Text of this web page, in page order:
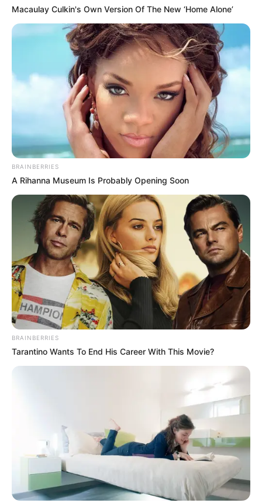
Macaulay Culkin's Own Version Of The New ‘Home Alone’
BRAINBERRIES
A Rihanna Museum Is Probably Opening Soon
BRAINBERRIES
Tarantino Wants To End His Career With This Movie?